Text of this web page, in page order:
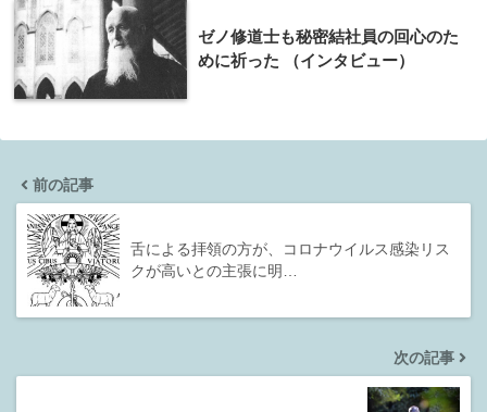
ゼノ修道士も秘密結社員の回心のた
めに祈った （インタビュー）
前の記事
舌による拝領の方が、コロナウイルス感染リス
クが高いとの主張に明…
次の記事